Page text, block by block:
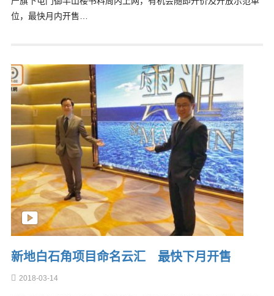
位，最快月内开售…
新地白石角项目命名云汇 最快下月开售
2018-03-14